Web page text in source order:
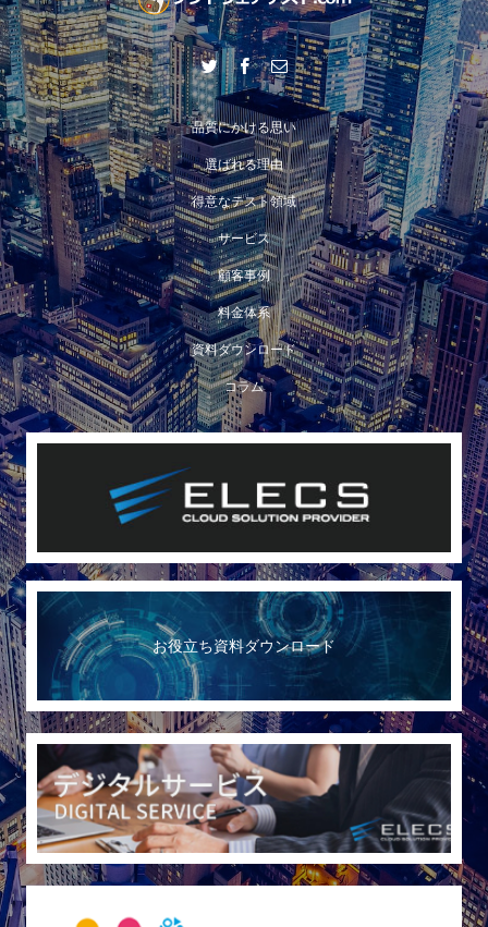
品質にかける思い
選ばれる理由
得意なテスト領域
サービス
顧客事例
料金体系
資料ダウンロード
コラム
お役立ち資料ダウンロード